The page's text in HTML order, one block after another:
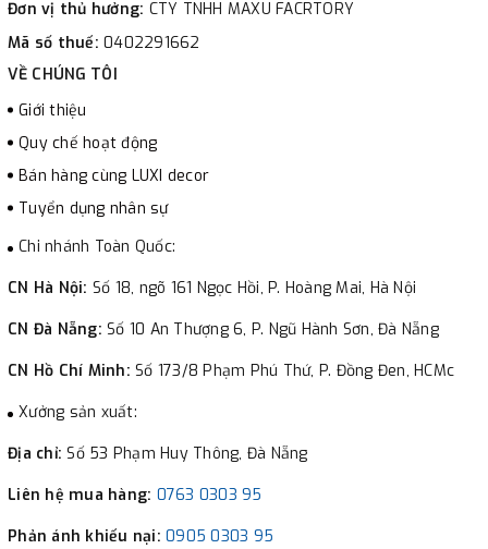
Đơn vị thủ hưởng: CTY TNHH MAXU FACRTORY
Mã số thuế: 0402291662
VỀ CHÚNG TÔI
Giới thiệu
Quy chế hoạt động
Bán hàng cùng LUXI decor
Tuyển dụng nhân sự
Chi nhánh Toàn Quốc:
CN Hà Nội: Số 18, ngõ 161 Ngọc Hồi, P. Hoàng Mai, Hà Nội
CN Đà Nẵng: Số 10 An Thượng 6, P. Ngũ Hành Sơn, Đà Nẵng
CN Hồ Chí Minh: Số 173/8 Phạm Phú Thứ, P. Đồng Đen, HCMc
Xưởng sản xuất:
Địa chỉ:Số 53 Phạm Huy Thông, Đà Nẵng
Liên hệ mua hàng: 0763 0303 95
Phản ánh khiếu nại: 0905 0303 95